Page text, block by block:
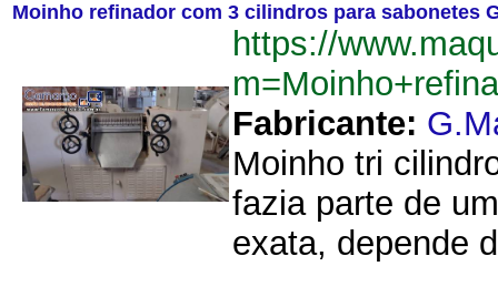
Moinho refinador com 3 cilindros para sabonetes
https://
Fabricante:
Moinho tri
fazia parte de
exata, depende